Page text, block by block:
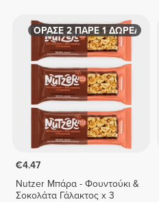
ΑΓΟΡΑΣΕ 2 ΠΑΡΕ 1 ΔΩΡΕΑΝ
€4.47
Nutzer Μπάρα - Φουντούκι &
Σοκολάτα Γάλακτος x 3